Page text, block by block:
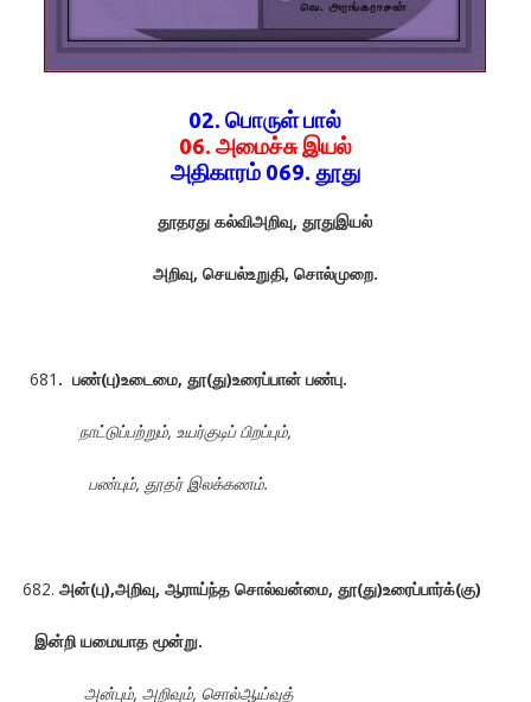
02. பொருள் பால்
06. அமைச்சு இயல்
அதிகாரம் 069. தூது
தூதரது கல்விஅறிவு, தூதுஇயல்
அறிவு, செயல்உறுதி, சொல்முறை.
681 . பண்(பு)உடைமை, தூ(து)உரைப்பான் பண்பு.
நாட்டுப்பற்றும், உயர்குடிப் பிறப்பும்,
பண்பும், தூதர் இலக்கணம்.
அன்(பு),அறிவு, ஆராய்ந்த சொல்வன்மை, தூ(து)உரைப்பார்க்(கு)
இன்றி யமையாத மூன்று.
அன்பும், அறிவும், சொல்ஆய்வுத்